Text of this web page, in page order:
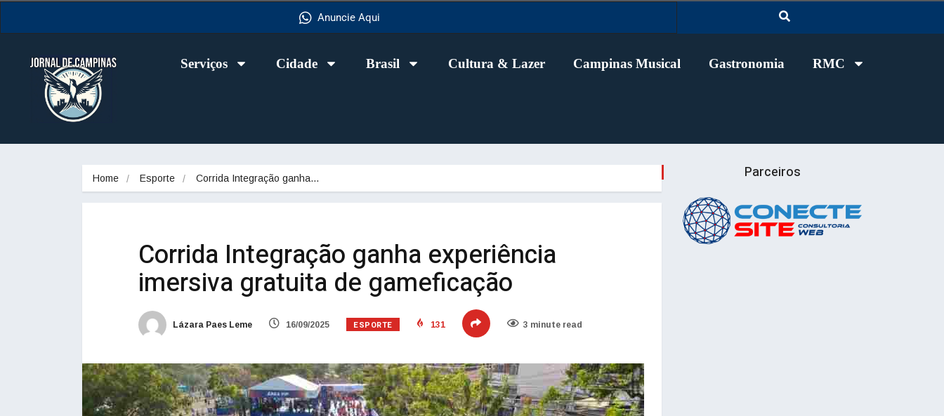
Anuncie Aqui
Serviços Cidade Brasil Cultura & Lazer Campinas Musical Gastronomia RMC
Home Esporte Corrida Integração ganha…
Corrida Integração ganha experiência
imersiva gratuita de gameficação
Lázara Paes Leme 16/09/2025 ESPORTE 131 3 minute read
Parceiros